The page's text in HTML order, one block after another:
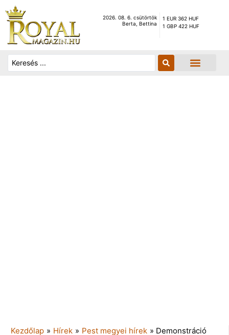
2026. 08. 6. csütörtök
Berta, Bettina
1 EUR 362 HUF
1 GBP 422 HUF
Kezdőlap » Hírek » Pest megyei hírek » Demonstráció